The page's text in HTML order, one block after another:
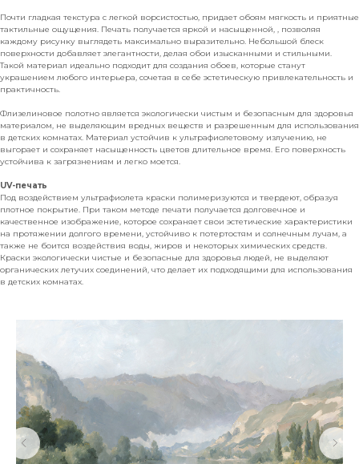
Почти гладкая текстура с легкой ворсистостью, придает обоям мягкость и приятные
тактильные ощущения. Печать получается яркой и насыщенной, , позволяя
каждому рисунку выглядеть максимально выразительно. Небольшой блеск
поверхности добавляет элегантности, делая обои изысканными и стильными.
Такой материал идеально подходит для создания обоев, которые станут
украшением любого интерьера, сочетая в себе эстетическую привлекательность и
практичность.
Флизелиновое полотно является экологически чистым и безопасным для здоровья
материалом, не выделяющим вредных веществ и разрешенным для использования
в детских комнатах. Материал устойчив к ультрафиолетовому излучению, не
выгорает и сохраняет насыщенность цветов длительное время. Его поверхность
устойчива к загрязнениям и легко моется.
UV-печать
Под воздействием ультрафиолета краски полимеризуются и твердеют, образуя
плотное покрытие. При таком методе печати получается долговечное и
качественное изображение, которое сохраняет свои эстетические характеристики
на протяжении долгого времени, устойчиво к потертостям и солнечным лучам, а
также не боится воздействия воды, жиров и некоторых химических средств.
Краски экологически чистые и безопасные для здоровья людей, не выделяют
органических летучих соединений, что делает их подходящими для использования
в детских комнатах.